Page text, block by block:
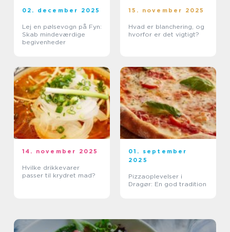
02. december 2025
Lej en pølsevogn på Fyn:
Skab mindeværdige
begivenheder
15. november 2025
Hvad er blanchering, og
hvorfor er det vigtigt?
14. november 2025
Hvilke drikkevarer
passer til krydret mad?
01. september
2025
Pizzaoplevelser i
Dragør: En god tradition